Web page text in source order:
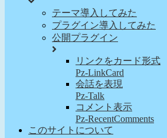
テーマ導入してみた
プラグイン導入してみた
公開プラグイン
リンクをカード形式
Pz-LinkCard
会話を表現
Pz-Talk
コメント表示
Pz-RecentComments
このサイトについて